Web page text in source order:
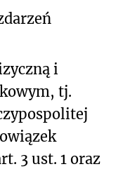
i
tj.
3 ust. 1 oraz